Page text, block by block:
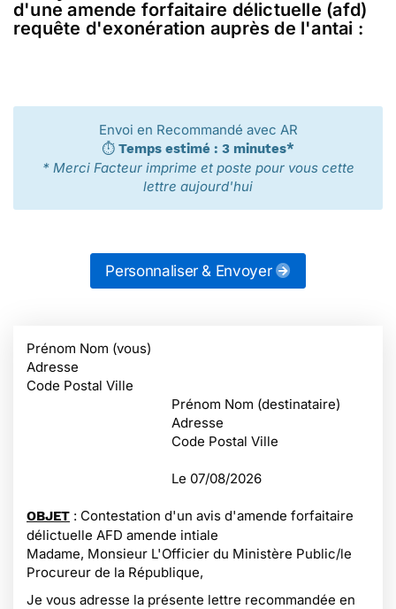
d'une amende forfaitaire délictuelle (afd)
requête d'exonération auprès de l'antai :
Envoi en Recommandé avec AR
⏱️ Temps estimé : 3 minutes*
* Merci Facteur imprime et poste pour vous cette
lettre aujourd'hui
Personnaliser & Envoyer
Prénom Nom (vous)
Adresse
Code Postal Ville
Prénom Nom (destinataire)
Adresse
Code Postal Ville
Le 07/08/2026
OBJET : Contestation d'un avis d'amende forfaitaire
délictuelle AFD amende intiale
Madame, Monsieur L'Officier du Ministère Public/le
Procureur de la République,
Je vous adresse la présente lettre recommandée en